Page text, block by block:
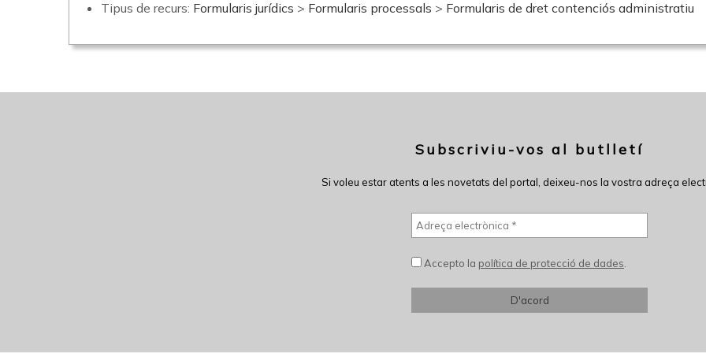
Tipus de recurs: Formularis jurídics > Formularis processals > Formularis de dret contenciós administratiu
Subscriviu-vos al butlletí
Si voleu estar atents a les novetats del portal, deixeu-nos la vostra adreça
Accepto la política de protecció de dades